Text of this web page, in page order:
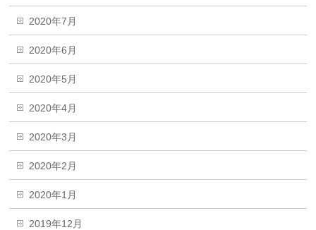
2020年7月
2020年6月
2020年5月
2020年4月
2020年3月
2020年2月
2020年1月
2019年12月